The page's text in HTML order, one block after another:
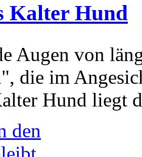
Kalter Hund
Augen von
die im
Hund liegt